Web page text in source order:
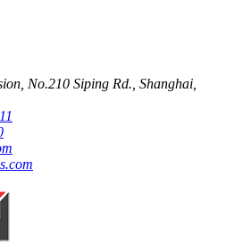
No.210 Siping Rd., Shanghai,